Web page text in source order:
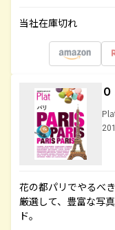
当社在庫切れ
花の都パリでやるべ
厳選して、豊富な写
ド。